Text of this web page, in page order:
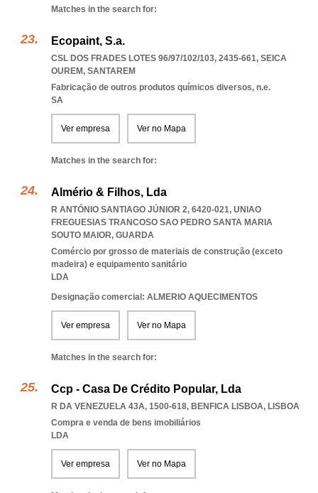
Matches in the search for:
Ecopaint, S.a.
CSL DOS FRADES LOTES 96/97/102/103, 2435-661, SEICA
OUREM, SANTAREM
Fabricação de outros produtos químicos diversos, n.e.
SA
Ver empresa Ver no Mapa
Matches in the search for:
Almério & Filhos, Lda
R ANTÓNIO SANTIAGO JÚNIOR 2, 6420-021, UNIAO
FREGUESIAS TRANCOSO SAO PEDRO SANTA MARIA
SOUTO MAIOR, GUARDA
Comércio por grosso de materiais de construção (exceto
madeira) e equipamento sanitário
LDA
Designação comercial: ALMERIO AQUECIMENTOS
Ver empresa Ver no Mapa
Matches in the search for:
Ccp - Casa De Crédito Popular, Lda
R DA VENEZUELA 43A, 1500-618, BENFICA LISBOA, LISBOA
Compra e venda de bens imobiliários
LDA
Ver empresa Ver no Mapa